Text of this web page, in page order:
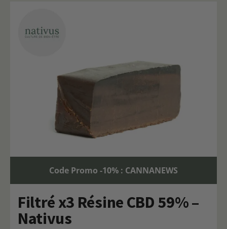
Code Promo -10% : CANNANEWS
Filtré x3 Résine CBD 59% –
Nativus